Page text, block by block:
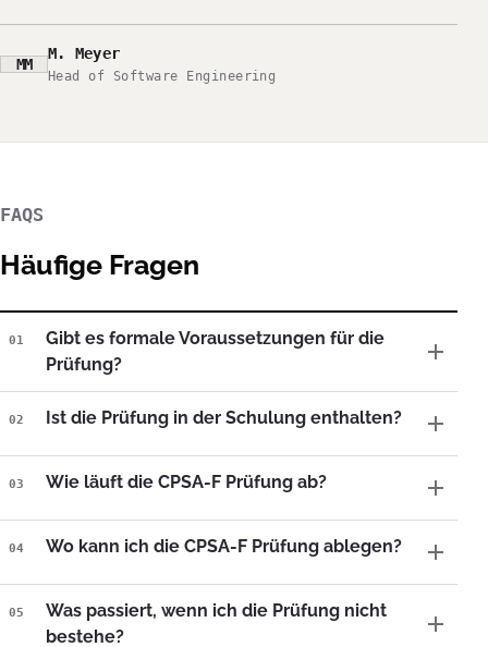
MM
M. Meyer
Head of Software Engineering
FAQS
Häufige Fragen
01
Gibt es formale Voraussetzungen für die
Prüfung?
02 Ist die Prüfung in der Schulung enthalten?
03 Wie läuft die CPSA-F Prüfung ab?
04 Wo kann ich die CPSA-F Prüfung ablegen?
05
Was passiert, wenn ich die Prüfung nicht
bestehe?